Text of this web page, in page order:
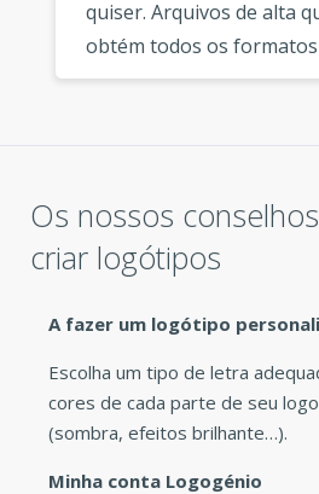
quiser. Arquivos de alta
obtém todos os formatos
precisa. Obrigado
Os nossos
criar logótipos
A fazer um logótipo
Escolha um tipo de letra
cores de cada parte de seu
(sombra, efeitos brilhante…).
Minha conta Logogénio